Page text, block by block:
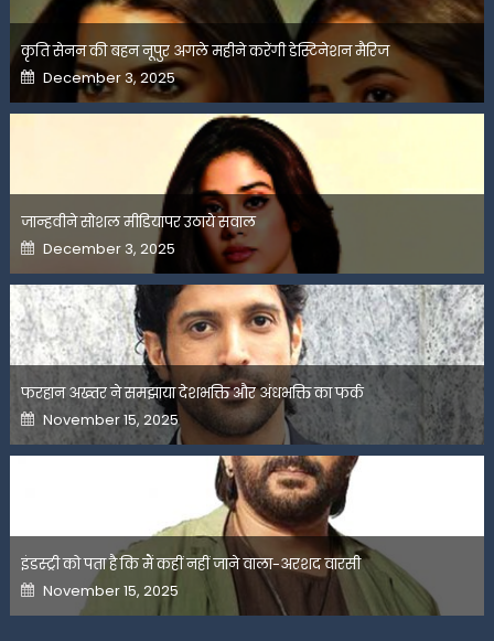
कृति सेनन की बहन नूपुर अगले महीने करेंगी डेस्टिनेशन मैरिज
Posted
on
December 3, 2025
जान्हवीने सोशल मीडियापर उठाये सवाल
Posted
on
December 3, 2025
फरहान अख्तर ने समझाया देशभक्ति और अंधभक्ति का फर्क
Posted
on
November 15, 2025
इंडस्ट्री को पता है कि मैं कहीं नहीं जाने वाला-अरशद वारसी
Posted
on
November 15, 2025